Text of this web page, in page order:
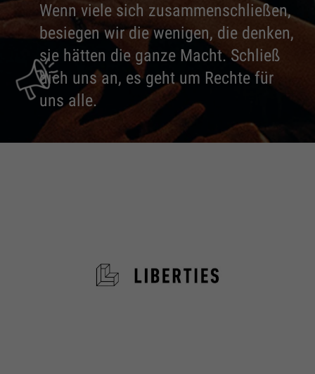
Wenn viele sich zusammenschließen,
besiegen wir die wenigen, die denken,
sie hätten die ganze Macht. Schließ
dich uns an, es geht um Rechte für
uns alle.